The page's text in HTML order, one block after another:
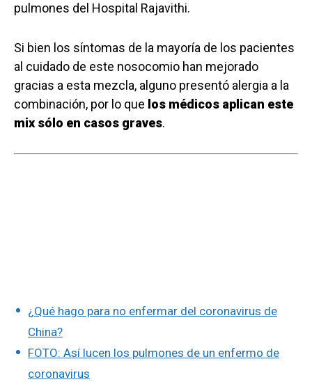
pulmones del Hospital Rajavithi.
Si bien los síntomas de la mayoría de los pacientes
al cuidado de este nosocomio han mejorado
gracias a esta mezcla, alguno presentó alergia a la
combinación, por lo que los médicos aplican este
mix sólo en casos graves.
¿Qué hago para no enfermar del coronavirus de
China?
FOTO: Así lucen los pulmones de un enfermo de
coronavirus